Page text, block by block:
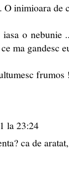
O inimioara de
o nebunie
ma gandesc
frumos
la 23:24
ca de